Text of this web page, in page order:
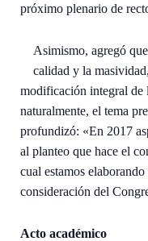
próximo plenario de
Asimismo, agregó
calidad y la
modificación integral de
naturalmente, el tema
profundizó: «En 2017
al planteo que hace el
cual estamos
consideración del
Acto académico